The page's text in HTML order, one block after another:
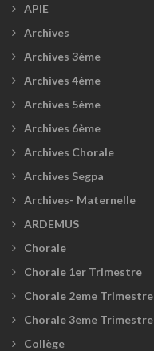
APIE
Archives
Archives 3ème
Archives 4ème
Archives 5ème
Archives 6ème
Archives Chorale
Archives Segpa
Archives- Maternelle
ARDEMUS
Chorale
Chorale 1er Trimestre
Chorale 2eme Trimestre
Chorale 3eme Trimestre
Collège